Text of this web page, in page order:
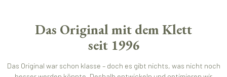
Das Original mit dem Klett
seit 1996
Das Original war schon klasse – doch es gibt nichts, was nicht noch